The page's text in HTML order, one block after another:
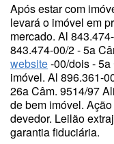
Após estar com
levará o imóvel em
mercado. Al
843.474-00/2 - 5a
website-00/dois -
imóvel. Al 896.361-
26a Câm. 9514/97
de bem imóvel.
devedor. Leilão
garantia fiduciária.